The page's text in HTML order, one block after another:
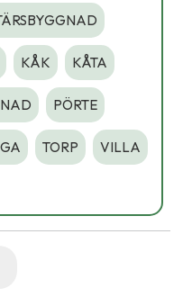
KÅK KÅTA
PÖRTE
TORP VILLA